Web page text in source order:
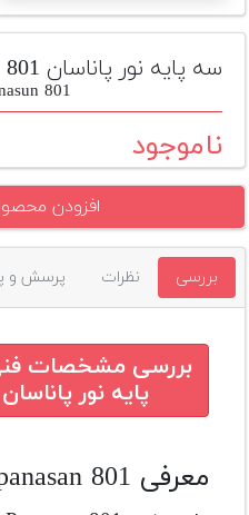
تجهیزات
مکث
افزودن
محصول
دست
لیست
قیمت
دوربین
بله
سه پایه نور پاناسان Light stand 801
801
ناموجود
افزودن
بررسی نظرات پرسش و
بررسی مشخصات
پایه نور پاناسان Light stand 801
معرفی Light stand panasan 801